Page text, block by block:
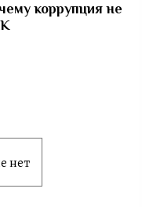
коррупция не
нет